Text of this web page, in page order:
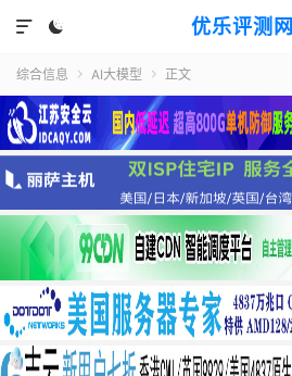
优乐评测网


综合信息  AI大模型  正文